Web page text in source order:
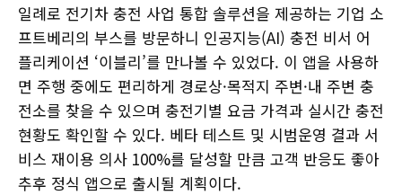
일례로 전기차 충전 사업 통합 솔루션을 제공하는 기업 소
프트베리의 부스를 방문하니 인공지능(AI) 충전 비서 어
플리케이션 ‘이블리’를 만나볼 수 있었다. 이 앱을 사용하
면 주행 중에도 편리하게 경로상·목적지 주변·내 주변 충
전소를 찾을 수 있으며 충전기별 요금 가격과 실시간 충전
현황도 확인할 수 있다. 베타 테스트 및 시범운영 결과 서
비스 재이용 의사 100%를 달성할 만큼 고객 반응도 좋아
추후 정식 앱으로 출시될 계획이다.